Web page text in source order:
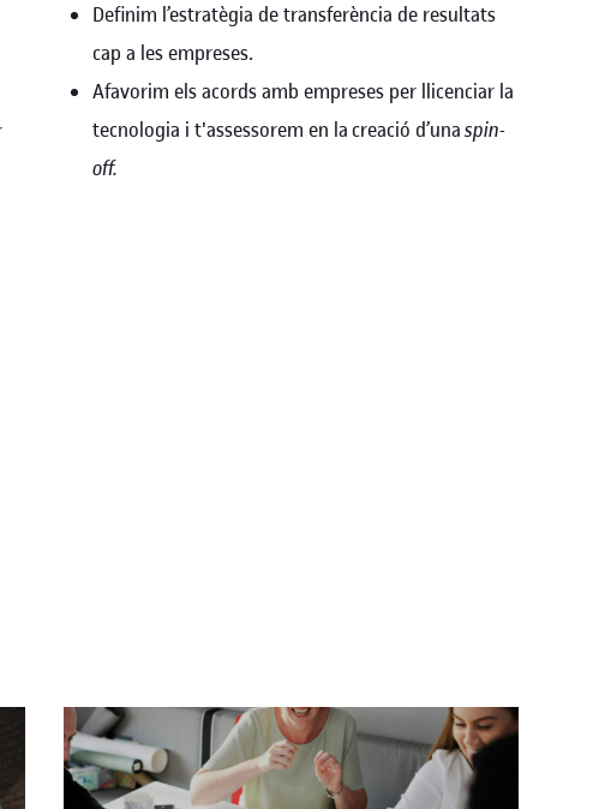
Definim l’estratègia de transferència de resultats
cap a les empreses.
Afavorim els acords amb empreses per llicenciar la
tecnologia i t'assessorem en la creació d’unaspin-
off.